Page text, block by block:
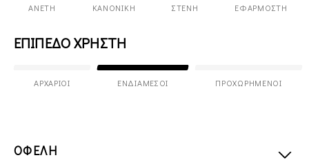
ΆΝΕΤΗ ΚΑΝΟΝΙΚΉ ΣΤΕΝΉ ΕΦΑΡΜΟΣΤΉ
ΕΠΙΠΕΔΟ ΧΡΗΣΤΗ
ΑΡΧΆΡΙΟΙ ΕΝΔΙΆΜΕΣΟΙ ΠΡΟΧΩΡΗΜΈΝΟΙ
ΟΦΕΛΗ